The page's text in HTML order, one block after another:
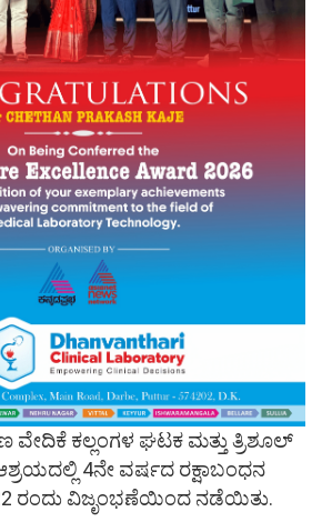
ವೇದಿಕೆ ಕಲ್ಲಂಗಳ ಘಟಕ ಮತ್ತು ತ್ರಿಶೂಲ್
4ನೇ ವರ್ಷದ ರಕ್ಷಾಬಂಧನ
ರಂದು ವಿಜೃಂಭಣೆಯಿಂದ ನಡೆಯಿತು.